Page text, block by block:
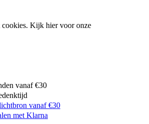
Kijk hier voor onze
vanaf €30
vanaf €30
met Klarna